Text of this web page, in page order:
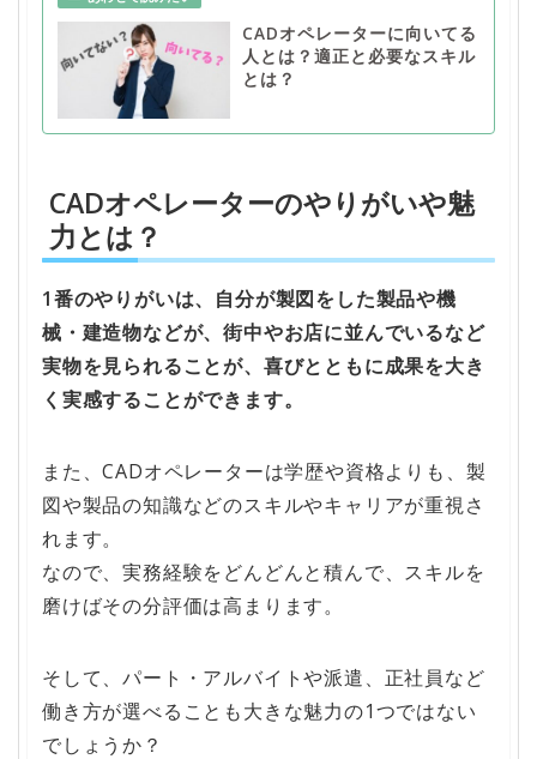
CADオペレーターに向いてる
人とは？適正と必要なスキル
とは？
CADオペレーターのやりがいや魅
力とは？
1番のやりがいは、自分が製図をした製品や機
械・建造物などが、街中やお店に並んでいるなど
実物を見られることが、喜びとともに成果を大き
く実感することができます。
また、CADオペレーターは学歴や資格よりも、製
図や製品の知識などのスキルやキャリアが重視さ
れます。
なので、実務経験をどんどんと積んで、スキルを
磨けばその分評価は高まります。
そして、パート・アルバイトや派遣、正社員など
働き方が選べることも大きな魅力の1つではない
でしょうか？